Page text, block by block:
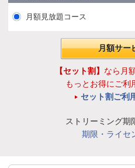
月額見放題コース
月額サー
【セット割】 なら月
もっとお得にご利
セット割ご利
ストリーミング期
期限・ライセ